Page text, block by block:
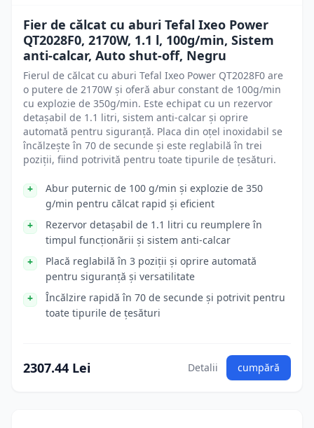
Fier de călcat cu aburi Tefal Ixeo Power
QT2028F0, 2170W, 1.1 l, 100g/min, Sistem
anti-calcar, Auto shut-off, Negru
Fierul de călcat cu aburi Tefal Ixeo Power QT2028F0 are
o putere de 2170W și oferă abur constant de 100g/min
cu explozie de 350g/min. Este echipat cu un rezervor
detașabil de 1.1 litri, sistem anti-calcar și oprire
automată pentru siguranță. Placa din oțel inoxidabil se
încălzește în 70 de secunde și este reglabilă în trei
poziții, fiind potrivită pentru toate tipurile de țesături.
Abur puternic de 100 g/min și explozie de 350
g/min pentru călcat rapid și eficient
Rezervor detașabil de 1.1 litri cu reumplere în
timpul funcționării și sistem anti-calcar
Placă reglabilă în 3 poziții și oprire automată
pentru siguranță și versatilitate
Încălzire rapidă în 70 de secunde și potrivit pentru
toate tipurile de țesături
2307.44 Lei Detalii cumpără